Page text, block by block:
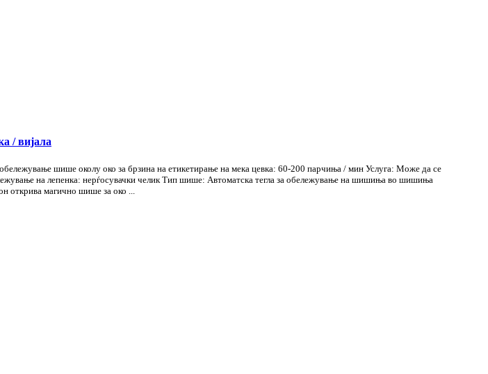
/ вијала
шише околу око за брзина на етикетирање на мека цевка: 60-200 парчиња / мин Услуга: Може да се
на лепенка: нерѓосувачки челик Тип шише: Автоматска тегла за обележување на шишиња во шишиња
открива магично шише за око ...